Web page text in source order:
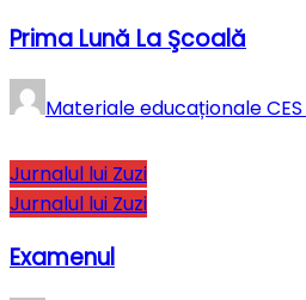
Prima Lună La Şcoală
Materiale educaționale CES
Jurnalul lui Zuzi
Jurnalul lui Zuzi
Examenul